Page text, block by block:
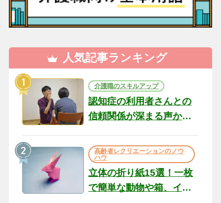
人気記事ランキング
介護職のスキルアップ
認知症の利用者さんとの
信頼関係が深まる声かけ
の現場から（22）
高齢者レクリエーションのノウ
ハウ
立体の折り紙15選！一枚
で簡単な動物や箱、イン